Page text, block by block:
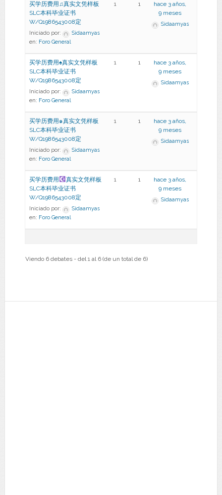
买学历费用♫真实文凭样板
SLC本科毕业证书
W/Q1986543008定
Iniciado por:
Sidaamyas
en: Foro General
1 1
hace 3 años,
9 meses
Sidaamyas
买学历费用♠真实文凭样板
SLC本科毕业证书
W/Q1986543008定
Iniciado por:
Sidaamyas
en: Foro General
1 1
hace 3 años,
9 meses
Sidaamyas
买学历费用๑真实文凭样板
SLC本科毕业证书
W/Q1986543008定
Iniciado por:
Sidaamyas
en: Foro General
1 1
hace 3 años,
9 meses
Sidaamyas
买学历费用
真实文凭样板
SLC本科毕业证书
W/Q1986543008定
Iniciado por:
Sidaamyas
en: Foro General
1 1
hace 3 años,
9 meses
Sidaamyas
Viendo 6 debates - del 1 al 6 (de un total de 6)